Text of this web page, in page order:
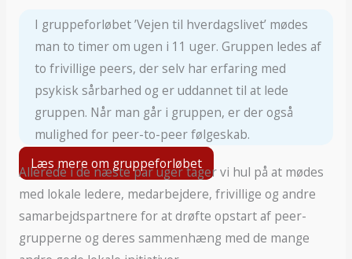
I gruppeforløbet ’Vejen til hverdagslivet’ mødes
man to timer om ugen i 11 uger. Gruppen ledes af
to frivillige peers, der selv har erfaring med
psykisk sårbarhed og er uddannet til at lede
gruppen. Når man går i gruppen, er der også
mulighed for peer-to-peer følgeskab.
Læs mere om gruppeforløbet
Allerede i de næste par uger tager vi hul på at mødes
med lokale ledere, medarbejdere, frivillige og andre
samarbejdspartnere for at drøfte opstart af peer-
grupperne og deres sammenhæng med de mange